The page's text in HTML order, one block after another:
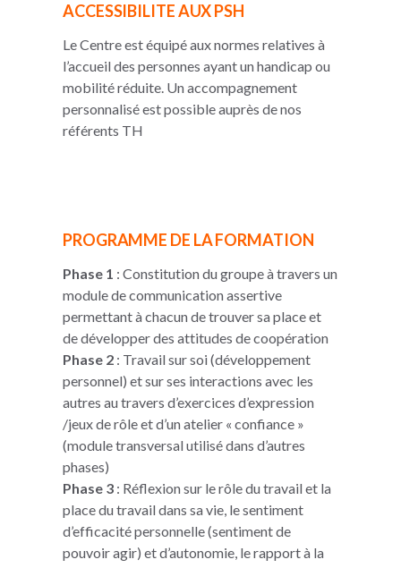
ACCESSIBILITE AUX PSH
Le Centre est équipé aux normes relatives à
l’accueil des personnes ayant un handicap ou
mobilité réduite. Un accompagnement
personnalisé est possible auprès de nos
référents TH
PROGRAMME DE LA FORMATION
Phase 1 : Constitution du groupe à travers un
module de communication assertive
permettant à chacun de trouver sa place et
de développer des attitudes de coopération
Phase 2 : Travail sur soi (développement
personnel) et sur ses interactions avec les
autres au travers d’exercices d’expression
/jeux de rôle et d’un atelier « confiance »
(module transversal utilisé dans d’autres
phases)
Phase 3 : Réflexion sur le rôle du travail et la
place du travail dans sa vie, le sentiment
d’efficacité personnelle (sentiment de
pouvoir agir) et d’autonomie, le rapport à la